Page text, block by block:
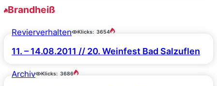
Brandheiß
Revierverhalten Klicks: 3654
11. – 14.08.2011 // 20. Weinfest Bad Salzuflen
Archiv Klicks: 3686